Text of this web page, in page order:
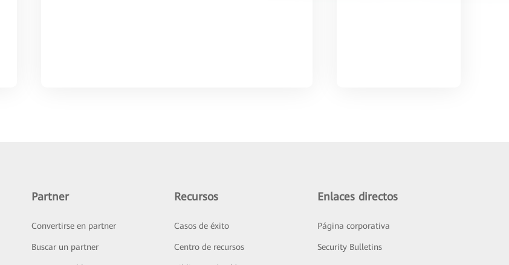
Partner
Convertirse en partner
Buscar un partner
Recursos
Casos de éxito
Centro de recursos
Enlaces directos
Página corporativa
Security Bulletins